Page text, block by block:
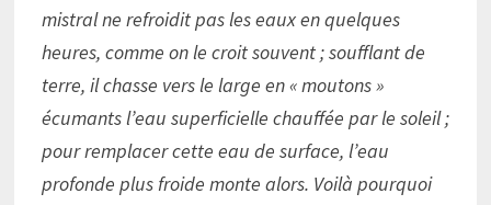
mistral ne refroidit pas les eaux en quelques
heures, comme on le croit souvent ; soufflant de
terre, il chasse vers le large en « moutons »
écumants l’eau superficielle chauffée par le soleil ;
pour remplacer cette eau de surface, l’eau
profonde plus froide monte alors. Voilà pourquoi